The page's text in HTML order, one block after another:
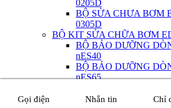
0205D
BỘ SỬA CHƯA BƠM
0305D
BỘ KIT SỬA CHỮA BƠM
BỘ BẢO DƯỠNG
nES40
BỘ BẢO DƯỠNG
nES65
nES100
Gọi điện Nhắn tin Chỉ